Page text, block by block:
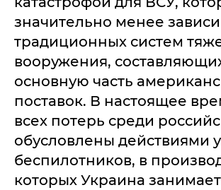
значительно менее
традиционных систем
вооружения,
основную часть
поставок. В настоящее
всех потерь среди
обусловлены действиями
беспилотников, в
которых Украина занимает